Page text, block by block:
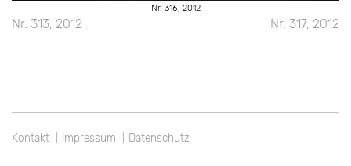
Nr. 316, 2012
Beitragsnavigation
Nr. 313, 2012 Nr. 317, 2012
Kontakt Impressum Datenschutz